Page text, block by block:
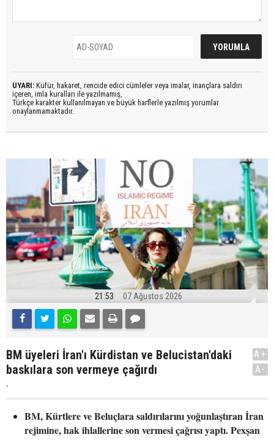
UYARI: Küfür, hakaret, rencide edici cümleler veya imalar, inançlara saldırı
içeren, imla kuralları ile yazılmamış,
Türkçe karakter kullanılmayan ve büyük harflerle yazılmış yorumlar
onaylanmamaktadır.
21:53 07 Ağustos 2026
BM üyeleri İran'ı Kürdistan ve Belucistan'daki
baskılara son vermeye çağırdı
.
A+
A-
BM, Kürtlere ve Beluçlara saldırılarını yoğunlaştıran İran
rejimine, hak ihlallerine son vermesi çağrısı yaptı. Pexşan